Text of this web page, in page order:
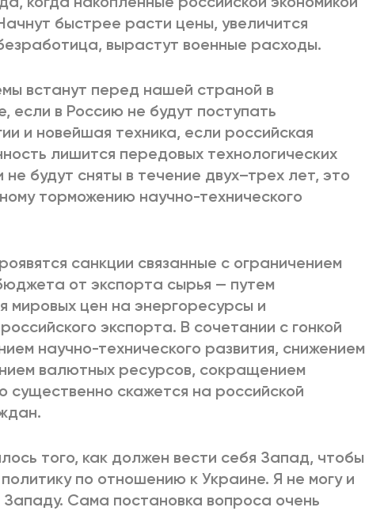
быстрее расти цены, увеличится
вырастут военные расходы.
встанут перед нашей страной в
если в Россию не будут поступать
и новейшая техника, если российская
лишится передовых технологических
будут сняты в течение двух–трех лет, это
торможению научно-технического
санкции связанные с ограничением
от экспорта сырья — путем
мировых цен на энергоресурсы и
экспорта. В сочетании с гонкой
научно-технического развития, снижением
валютных ресурсов, сокращением
существенно скажется на российской
того, как должен вести себя Запад, чтобы
по отношению к Украине. Я не могу и
Западу. Сама постановка вопроса очень